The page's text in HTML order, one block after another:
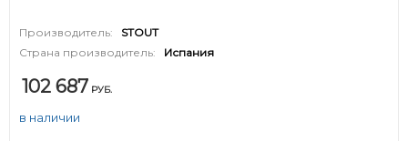
Производитель:
STOUT
Страна производитель:
Испания
102 687 РУБ.
в наличии